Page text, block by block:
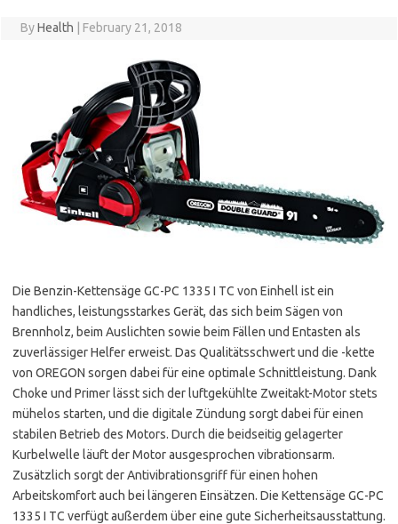
ByHealth February 21, 2018
Die Benzin-Kettensäge GC-PC 1335 I TC von Einhell ist ein
handliches, leistungsstarkes Gerät, das sich beim Sägen von
Brennholz, beim Auslichten sowie beim Fällen und Entasten als
zuverlässiger Helfer erweist. Das Qualitätsschwert und die -kette
von OREGON sorgen dabei für eine optimale Schnittleistung. Dank
Choke und Primer lässt sich der luftgekühlte Zweitakt-Motor stets
mühelos starten, und die digitale Zündung sorgt dabei für einen
stabilen Betrieb des Motors. Durch die beidseitig gelagerter
Kurbelwelle läuft der Motor ausgesprochen vibrationsarm.
Zusätzlich sorgt der Antivibrationsgriff für einen hohen
Arbeitskomfort auch bei längeren Einsätzen. Die Kettensäge GC-PC
1335 I TC verfügt außerdem über eine gute Sicherheitsausstattung.